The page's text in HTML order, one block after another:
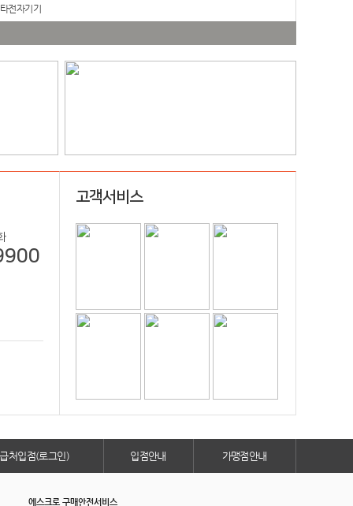
전자기기
고객서비스
처입점(로그인) 입점안내 가맹점안내
에스크로 구매안전서비스